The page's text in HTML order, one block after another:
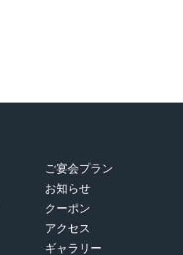
ご宴会プラン
お知らせ
クーポン
アクセス
ギャラリー